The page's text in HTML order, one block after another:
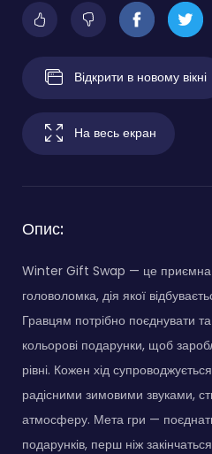
Відкрити в новому вікні
На весь екран
Опис:
Winter Gift Swap — це приємна
головоломка, дія якої
Гравцям потрібно поєднувати
кольорові подарунки, щоб
рівні. Кожен хід
радісними зимовими звуками,
атмосферу. Мета гри —
подарунків, перш ніж